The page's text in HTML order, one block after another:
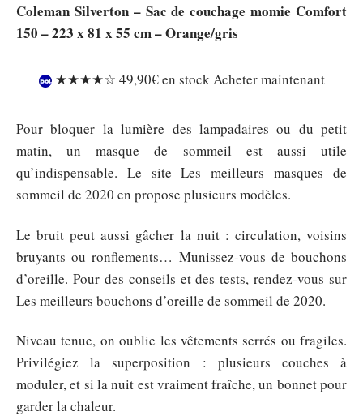
Coleman Silverton – Sac de couchage momie Comfort
150 – 223 x 81 x 55 cm – Orange/gris
★★★★☆ 49,90€ en stock Acheter maintenant
Pour bloquer la lumière des lampadaires ou du petit
matin, un masque de sommeil est aussi utile
qu’indispensable. Le site Les meilleurs masques de
sommeil de 2020 en propose plusieurs modèles.
Le bruit peut aussi gâcher la nuit : circulation, voisins
bruyants ou ronflements… Munissez-vous de bouchons
d’oreille. Pour des conseils et des tests, rendez-vous sur
Les meilleurs bouchons d’oreille de sommeil de 2020.
Niveau tenue, on oublie les vêtements serrés ou fragiles.
Privilégiez la superposition : plusieurs couches à
moduler, et si la nuit est vraiment fraîche, un bonnet pour
garder la chaleur.